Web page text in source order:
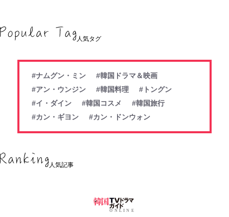
人気タグ
#ナムグン・ミン
#韓国ドラマ＆映画
#アン・ウンジン
#韓国料理
#トングン
#イ・ダイン
#韓国コスメ
#韓国旅行
#カン・ギヨン
#カン・ドンウォン
人気記事